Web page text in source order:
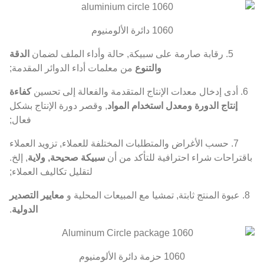
1060 دائرة الألومنيوم
5. رقابة صارمة على سبيكة, حالة وأداء الملف لضمان
الدقة
والتنوع من معلمات أداء الدوائر المقدمة;
6. أدى إدخال معدات الإنتاج المتقدمة والفعالة إلى تحسين
كفاءة
إنتاج الدورة ومعدل استخدام المواد, وقصر دورة الإنتاج بشكل
فعال;
7. حسب الأغراض والمتطلبات المختلفة للعملاء, تزويد العملاء
باقتراحات شراء احترافية للتأكد من أن سبيكة صحيحة, ولاية, إلخ.
لتقليل تكاليف العملاء;
8. عبوة المنتج ثابتة, تمشيا مع المبيعات المحلية و
معايير التصدير
الدولية.
1060 حزمة دائرة الألومنيوم